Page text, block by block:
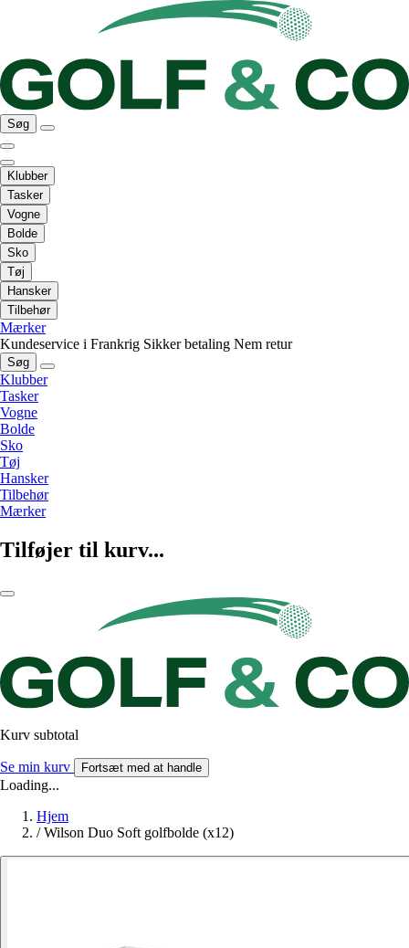
Søg
Klubber
Tasker
Vogne
Bolde
Sko
Tøj
Hansker
Tilbehør
Mærker
Kundeservice i Frankrig Sikker betaling Nem retur
Søg
Klubber
Tasker
Vogne
Bolde
Sko
Tøj
Hansker
Tilbehør
Mærker
Tilføjer til kurv...
Kurv subtotal
Se min kurv Fortsæt med at handle
Loading...
Hjem
/ Wilson Duo Soft golfbolde (x12)